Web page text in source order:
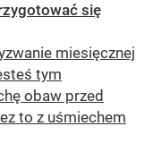
się
miesięcznej
tym
obaw przed
to z uśmiechem